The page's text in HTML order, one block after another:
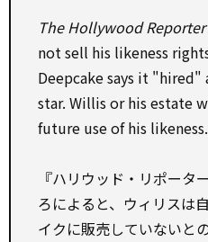
The Hollywood Reporter
not sell his likeness
Deepcake says it
star. Willis or his estate
future use of his likeness.
『ハリウッド・リポータ
ろによると、ウィリスは
イクに販売していないと